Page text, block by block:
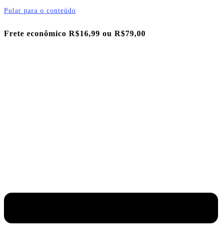
Pular para o conteúdo
Frete econômico R$16,99 ou R$79,00